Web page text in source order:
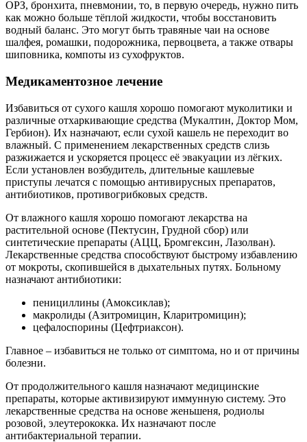
ОРЗ, бронхита, пневмонии, то, в первую очередь, нужно пить
как можно больше тёплой жидкости, чтобы восстановить
водный баланс. Это могут быть травяные чаи на основе
шалфея, ромашки, подорожника, первоцвета, а также отвары
шиповника, компоты из сухофруктов.
Медикаментозное лечение
Избавиться от сухого кашля хорошо помогают муколитики и
различные отхаркивающие средства (Мукалтин, Доктор Мом,
Гербион). Их назначают, если сухой кашель не переходит во
влажный. С применением лекарственных средств слизь
разжижается и ускоряется процесс её эвакуации из лёгких.
Если установлен возбудитель, длительные кашлевые
приступы лечатся с помощью антивирусных препаратов,
антибиотиков, противогрибковых средств.
От влажного кашля хорошо помогают лекарства на
растительной основе (Пектусин, Грудной сбор) или
синтетические препараты (АЦЦ, Бромгексин, Лазолван).
Лекарственные средства способствуют быстрому избавлению
от мокроты, скопившейся в дыхательных путях. Больному
назначают антибиотики:
пенициллины (Амоксиклав);
макролиды (Азитромицин, Кларитромицин);
цефалоспорины (Цефтриаксон).
Главное – избавиться не только от симптома, но и от причины
болезни.
От продолжительного кашля назначают медицинские
препараты, которые активизируют иммунную систему. Это
лекарственные средства на основе женьшеня, родиолы
розовой, элеутерококка. Их назначают после
антибактериальной терапии.